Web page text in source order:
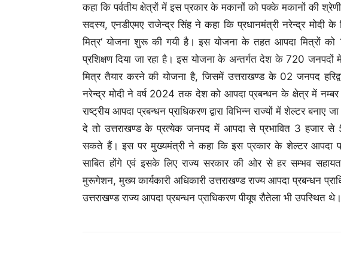
कहा कि पर्वतीय क्षेत्रों में इस प्रकार के मकानों को पक्के मकानों की
सदस्य, एनडीएमए राजेन्द्र सिंह ने कहा कि प्रधानमंत्री नरेन्द्र मोदी
मित्र‘ योजना शुरू की गयी है। इस योजना के तहत आपदा मित्रों को
प्रशिक्षण दिया जा रहा है। इस योजना के अन्तर्गत देश के 720
मित्र तैयार करने की योजना है, जिसमें उत्तराखण्ड के 02 जनपद
नरेन्द्र मोदी ने वर्ष 2024 तक देश को आपदा प्रबन्धन के क्षेत्र में नम्बर
राष्ट्रीय आपदा प्रबन्धन प्राधिकरण द्वारा विभिन्न राज्यों में शेल्टर
दे तो उत्तराखण्ड के प्रत्येक जनपद में आपदा से प्रभावित 3 हजार से
सकते हैं। इस पर मुख्यमंत्री ने कहा कि इस प्रकार के शेल्टर आपदा
साबित होंगे एवं इसके लिए राज्य सरकार की ओर से हर सम्भव
मुरूगेशन, मुख्य कार्यकारी अधिकारी उत्तराखण्ड राज्य आपदा प्रबन्धन
उत्तराखण्ड राज्य आपदा प्रबन्धन प्राधिकरण पीयूष रौतेला भी उपस्थित थे।